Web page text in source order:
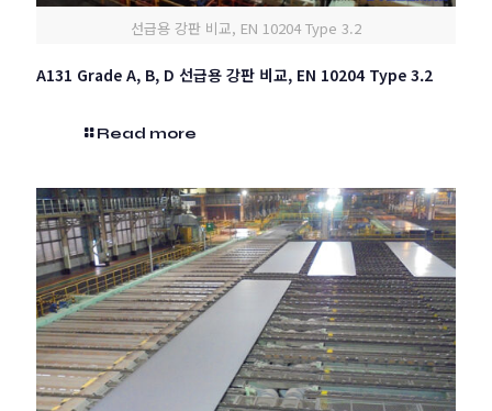
선급용 강판 비교, EN 10204 Type 3.2
A131 Grade A, B, D 선급용 강판 비교, EN 10204 Type 3.2
Read more